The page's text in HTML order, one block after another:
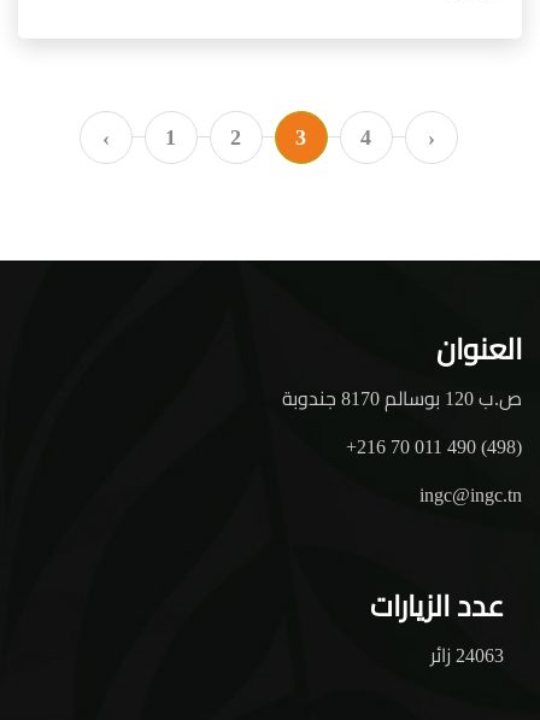
‹ 1 2 3 4 ›
العنوان
ص.ب 120 بوسالم 8170 جندوبة
+216 70 011 490 (498)
ingc@ingc.tn
عدد الزيارات
24063 زائر